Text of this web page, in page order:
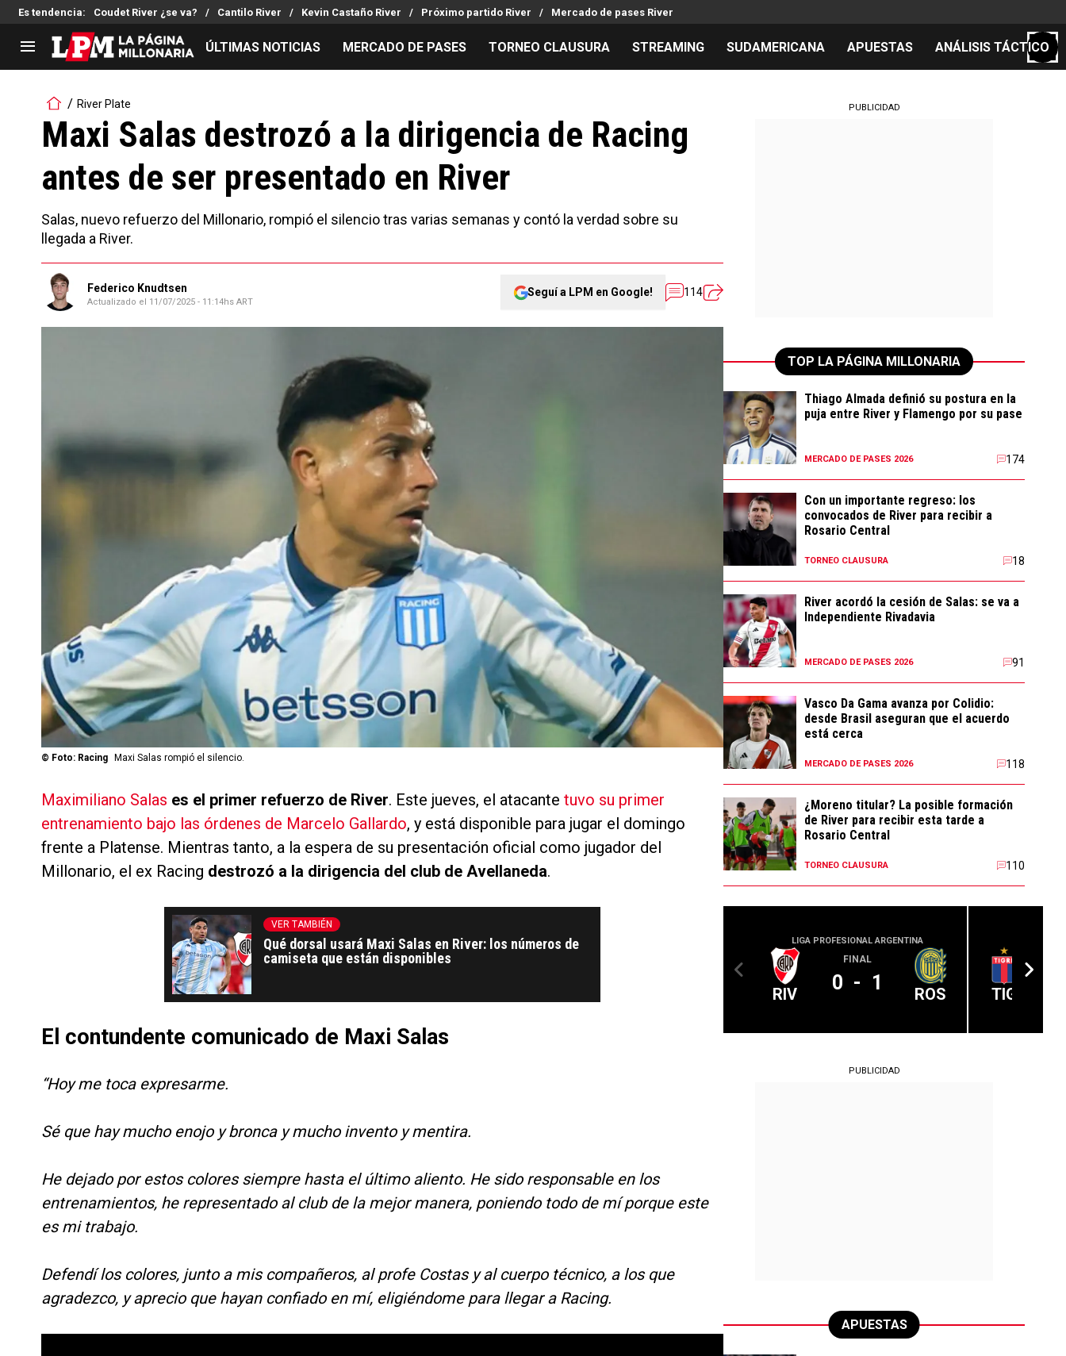
Es tendencia: Coudet River ¿se va? Cantilo River Kevin Castaño River Próximo partido River Mercado de pases River
LIGA PROFESIONAL
Noticias
Tabla de posiciones
Fixture
Reserva
Copa Sudamericana
Copa Argentina
Mercado de Pases
Análisis tácticos
Juanfer Quintero
Chacho Coudet
Streaming
Entradas
Los goles de River
Guías
ÚLTIMAS NOTICIAS MERCADO DE PASES TORNEO CLAUSURA STREAMING SUDAMERICANA APUESTAS ANÁLISIS TÁCTICO
River Plate
Maxi Salas destrozó a la dirigencia de Racing
antes de ser presentado en River
Salas, nuevo refuerzo del Millonario, rompió el silencio tras varias semanas y contó la verdad sobre su
llegada a River.
Federico Knudtsen
Actualizado el 11/07/2025 - 11:14hs ART
Seguí a LPM en Google! 114
© Foto: Racing Maxi Salas rompió el silencio.
Maximiliano Salas es el primer refuerzo de River. Este jueves, el atacante tuvo su primer
entrenamiento bajo las órdenes de Marcelo Gallardo, y está disponible para jugar el domingo
frente a Platense. Mientras tanto, a la espera de su presentación oficial como jugador del
Millonario, el ex Racing destrozó a la dirigencia del club de Avellaneda.
VER TAMBIÉN
Qué dorsal usará Maxi Salas en River: los números de
camiseta que están disponibles
El contundente comunicado de Maxi Salas
“Hoy me toca expresarme.
Sé que hay mucho enojo y bronca y mucho invento y mentira.
He dejado por estos colores siempre hasta el último aliento. He sido responsable en los
entrenamientos, he representado al club de la mejor manera, poniendo todo de mí porque este
es mi trabajo.
Defendí los colores, junto a mis compañeros, al profe Costas y al cuerpo técnico, a los que
agradezco, y aprecio que hayan confiado en mí, eligiéndome para llegar a Racing.
PUBLICIDAD
TOP LA PÁGINA MILLONARIA
Thiago Almada definió su postura en la
puja entre River y Flamengo por su pase
MERCADO DE PASES 2026 174
Con un importante regreso: los
convocados de River para recibir a
Rosario Central
TORNEO CLAUSURA 18
River acordó la cesión de Salas: se va a
Independiente Rivadavia
MERCADO DE PASES 2026 91
Vasco Da Gama avanza por Colidio:
desde Brasil aseguran que el acuerdo
está cerca
MERCADO DE PASES 2026 118
¿Moreno titular? La posible formación
de River para recibir esta tarde a
Rosario Central
TORNEO CLAUSURA 110
LIGA PROFESIONAL ARGENTINA
RIV
FINAL
0 - 1 ROS TIG
PUBLICIDAD
APUESTAS